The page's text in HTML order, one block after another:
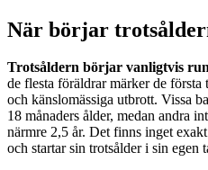
När börjar
Trotsåldern börjar vanligtvis
de flesta föräldrar märker de
och känslomässiga utbrott. Vissa
18 månaders ålder, medan andra
närmre 2,5 år. Det finns inget
och startar sin trotsålder i sin egen